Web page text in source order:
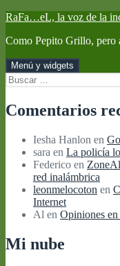
Saltar
contenido
RaFa…eL, la voz de la
Como Pepito Grillo, pero
Menú y widgets
Buscar:
Comentarios
Iesha Hanlon en
sara en La policía
Federico en
red inalámbrica
leonmelocoton en
Internet
Al en Opiniones
Mi nube